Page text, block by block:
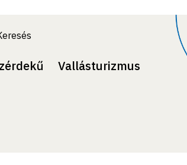
Vallásturizmus